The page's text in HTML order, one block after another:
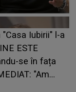
Iubirii" l-a
ESTE
se în fața
"Am